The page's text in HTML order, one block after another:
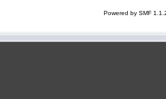
Powered by SMF